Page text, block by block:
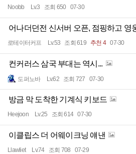
Noobb Lv.3 조회 650 07-30
어나더던전 신서버 오픈, 점핑하고 영
로테이터커프 Lv.53 조회 619 추천 4 07-30
컨커러스 삼국 부대는 역시...
도퍼노바 Lv.62 조회 727 07-30
방금 막 도착한 기계식 키보드
Heejoon Lv.25 조회 614 07-30
이클립스 더 어웨이크닝 얘낸
Llawliet Lv.74 조회 708 07-29